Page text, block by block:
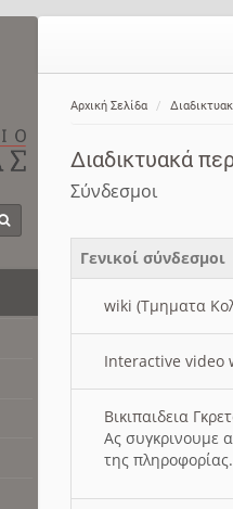
Αρχική Σελίδα
Διαδικτυακά
Σύνδεσμοι
Γενικοί σύνδεσμοι
wiki (Τμηματα
Interactive
Βικιπαιδεια
Ας συγκρινουμε
της